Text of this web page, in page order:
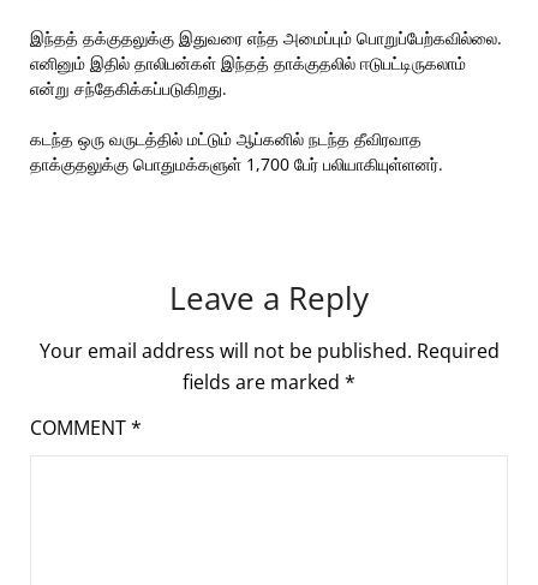
இந்தத் தக்குதலுக்கு இதுவரை எந்த அமைப்பும் பொறுப்பேற்கவில்லை.
எனினும் இதில் தாலிபன்கள் இந்தத் தாக்குதலில் ஈடுபட்டிருகலாம்
என்று சந்தேகிக்கப்படுகிறது.
கடந்த ஒரு வருடத்தில் மட்டும் ஆப்கனில் நடந்த தீவிரவாத
தாக்குதலுக்கு பொதுமக்களுள் 1,700 பேர் பலியாகியுள்ளனர்.
Leave a Reply
Your email address will not be published. Required
fields are marked *
COMMENT*